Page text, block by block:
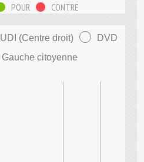
POUR CONTRE
UDI (Centre droit)
DVD
Gauche citoyenne